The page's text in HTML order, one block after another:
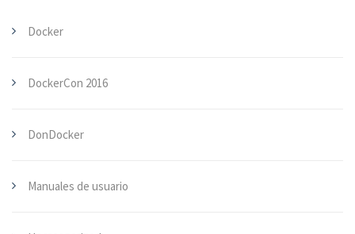
Docker
DockerCon 2016
DonDocker
Manuales de usuario